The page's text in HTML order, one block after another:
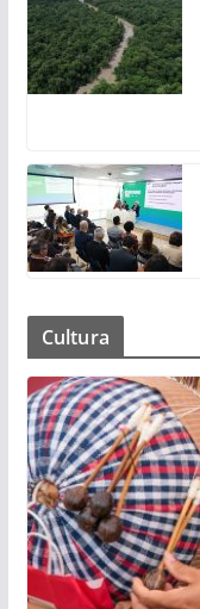
Cultura